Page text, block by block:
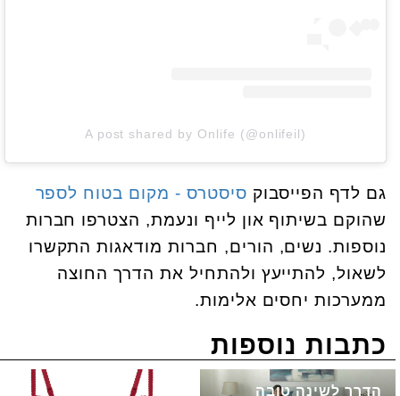
A post shared by Onlife (@onlifeil)
גם לדף הפייסבוק סיסטרס - מקום בטוח לספר
שהוקם בשיתוף און לייף ונעמת, הצטרפו חברות
נוספות. נשים, הורים, חברות מודאגות התקשרו
לשאול, להתייעץ ולהתחיל את הדרך החוצה
ממערכות יחסים אלימות.
כתבות נוספות
הדרך לשינה טובה